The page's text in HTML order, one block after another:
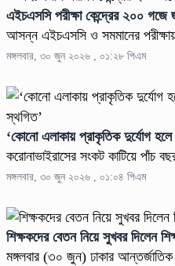
এইচএসসি পরীক্ষা কেন্দ্রের ২০০ গজে
আসন্ন এইচএসসি ও সমমানের পরীক্ষায়
মঙ্গলবার, ৩০ জুন ২০২৬ , ০১:২৮ পিএম
‘কোনো এলাকায় প্রাকৃতিক দুর্যোগ হলে
করোনাভাইরাসের সংকট কাটিয়ে পাঁচ
মঙ্গলবার, ৩০ জুন ২০২৬ , ০১:০৪ পিএম
শিক্ষকদের বেতন নিয়ে সুখবর দিলেন
মঙ্গলবার (৩০ জুন) ঢাকার আন্তর্জাতিক